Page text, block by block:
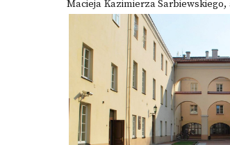
Macieja Kazimierza